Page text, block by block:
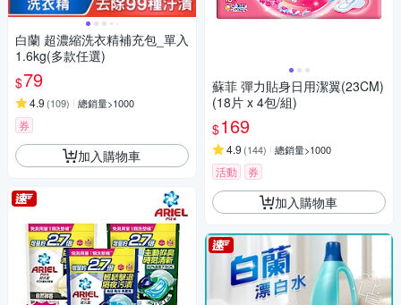
白蘭 超濃縮洗衣精補充包_單入
1.6kg(多款任選)
$79
4.9 (109) 總銷量>1000
券
加入購物車
蘇菲 彈力貼身日用潔翼(23CM)
(18片 x 4包/組)
$169
4.9 (144) 總銷量>1000
活動 券
加入購物車